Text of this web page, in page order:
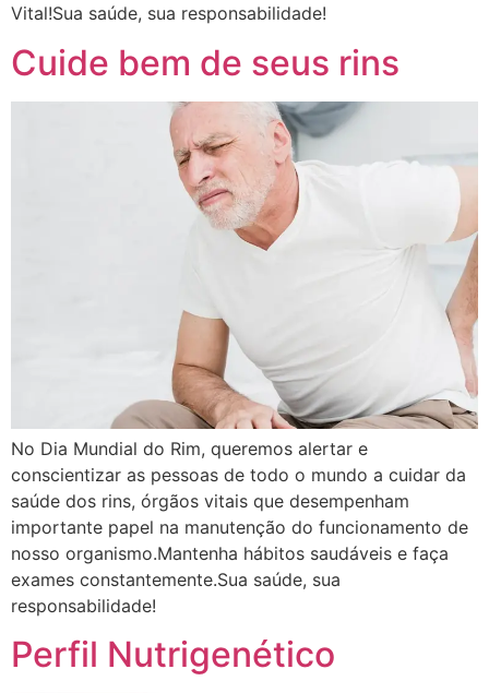
Vital!Sua saúde, sua responsabilidade!
Cuide bem de seus rins
No Dia Mundial do Rim, queremos alertar e
conscientizar as pessoas de todo o mundo a cuidar da
saúde dos rins, órgãos vitais que desempenham
importante papel na manutenção do funcionamento de
nosso organismo.Mantenha hábitos saudáveis e faça
exames constantemente.Sua saúde, sua
responsabilidade!
Perfil Nutrigenético